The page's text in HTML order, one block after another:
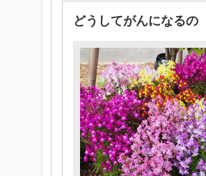
どうしてがんになるの